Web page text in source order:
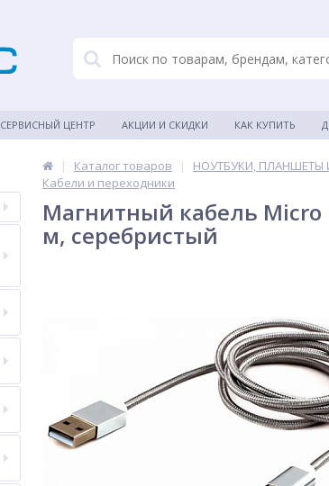
СЕРВИСНЫЙ ЦЕНТР АКЦИИ И СКИДКИ КАК КУПИТЬ
| Каталог товаров | НОУТБУКИ,
Кабели и переходники
Магнитный кабель Micro
м, серебристый